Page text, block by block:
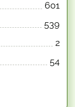
601
539
2
54